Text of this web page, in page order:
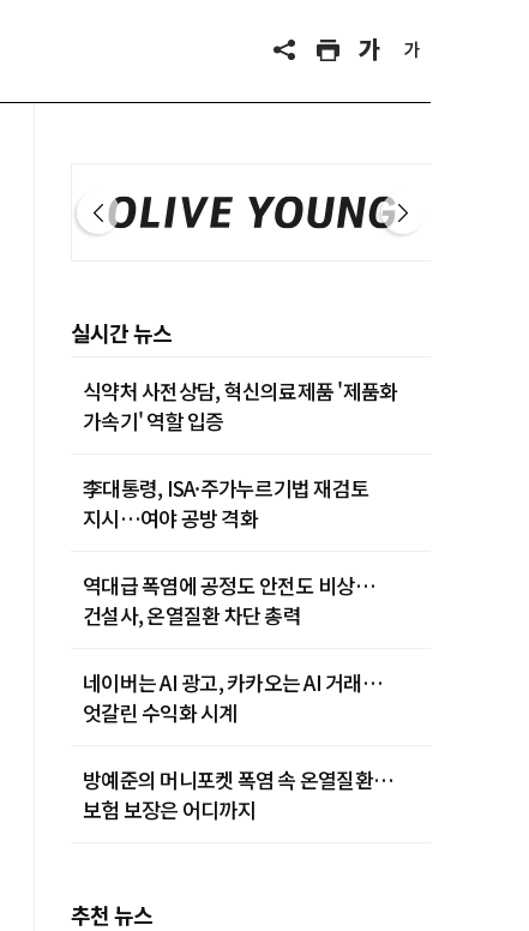
실시간 뉴스
식약처 사전상담, 혁신의료제품 '제품화
가속기' 역할 입증
李대통령, ISA·주가누르기법 재검토
지시…여야 공방 격화
역대급 폭염에 공정도 안전도 비상…
건설사, 온열질환 차단 총력
네이버는 AI 광고, 카카오는 AI 거래…
엇갈린 수익화 시계
방예준의 머니포켓 폭염 속 온열질환…
보험 보장은 어디까지
추천 뉴스